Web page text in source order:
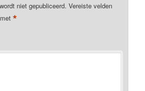
niet gepubliceerd. Vereiste velden
met*